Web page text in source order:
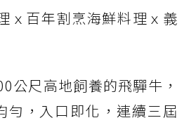
ｘ百年割烹海鮮料理ｘ義
公尺高地飼養的飛驒牛，
勻，入口即化，連續三屆